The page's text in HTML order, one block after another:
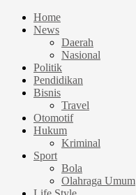
Home
News
Daerah
Nasional
Politik
Pendidikan
Bisnis
Travel
Otomotif
Hukum
Kriminal
Sport
Bola
Olahraga Umum